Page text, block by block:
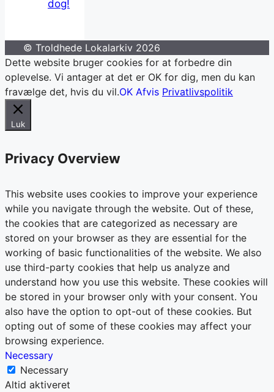
dog!
© Troldhede Lokalarkiv 2026
Dette website bruger cookies for at forbedre din
oplevelse. Vi antager at det er OK for dig, men du kan
fravælge det, hvis du vil.OK Afvis Privatlivspolitik
Luk
Privacy Overview
This website uses cookies to improve your experience
while you navigate through the website. Out of these,
the cookies that are categorized as necessary are
stored on your browser as they are essential for the
working of basic functionalities of the website. We also
use third-party cookies that help us analyze and
understand how you use this website. These cookies will
be stored in your browser only with your consent. You
also have the option to opt-out of these cookies. But
opting out of some of these cookies may affect your
browsing experience.
Necessary
Necessary
Altid aktiveret